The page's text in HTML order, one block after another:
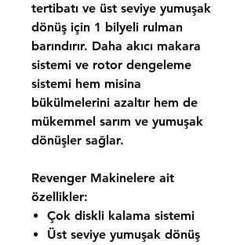
tertibatı ve üst seviye yumuşak
dönüş için 1 bilyeli rulman
barındırır. Daha akıcı makara
sistemi ve rotor dengeleme
sistemi hem misina
bükülmelerini azaltır hem de
mükemmel sarım ve yumuşak
dönüşler sağlar.
Revenger Makinelere ait
özellikler:
Çok diskli kalama sistemi
Üst seviye yumuşak dönüş